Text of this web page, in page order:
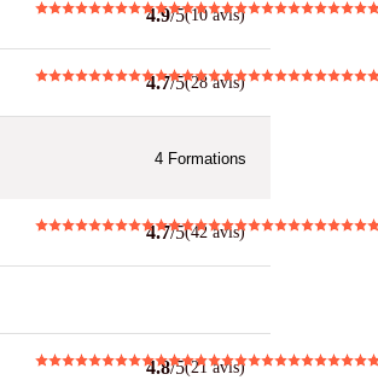
4.9/5(10 avis)
4.7/5(28 avis)
4 Formations
4.7/5(42 avis)
4.8/5(21 avis)